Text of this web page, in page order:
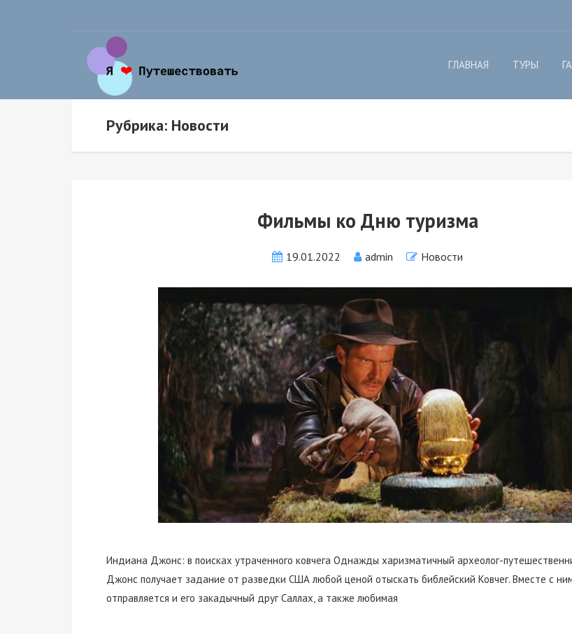
ГЛАВНАЯ ТУРЫ
Рубрика: Новости
Фильмы ко Дню туризма
19.01.2022 admin Новости
Индиана Джонс: в поисках утраченного ковчега Однажды харизматичный археолог-
Джонс получает задание от разведки США любой ценой отыскать библейский Ковчег. Вместе с
отправляется и его закадычный друг Саллах, а также любимая